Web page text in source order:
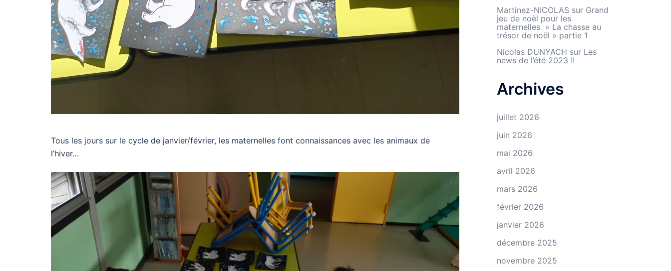
Tous les jours sur le cycle de janvier/février, les maternelles font connaissances avec les animaux de
l’hiver…
Martinez-NICOLASsur Grand
jeu de noël pour les
maternelles » La chasse au
trésor de noël » partie 1
Nicolas DUNYACH sur Les
news de l’été 2023 !!
Archives
juillet 2026
juin 2026
mai 2026
avril 2026
mars 2026
février 2026
janvier 2026
décembre 2025
novembre 2025